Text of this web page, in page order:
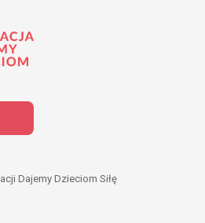
Dajemy Dzieciom Siłę